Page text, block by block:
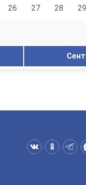
26 27 28 29